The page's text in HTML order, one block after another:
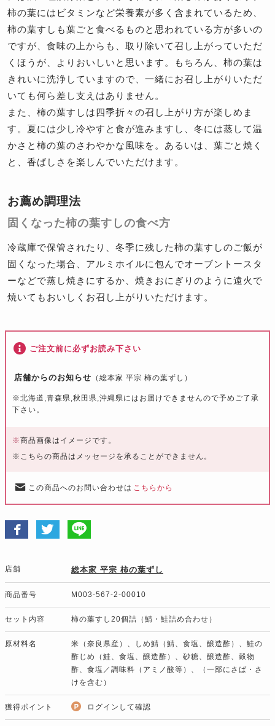
柿の葉にはビタミンなど栄養素が多く含まれているため、
柿の葉すしも葉ごと食べるものと思われている方が多いの
ですが、食味の上からも、取り除いて召し上がっていただ
くほうが、よりおいしいと思います。もちろん、柿の葉は
きれいに洗浄していますので、一緒にお召し上がりいただ
いても何ら差し支えはありません。
また、柿の葉すしは四季折々の召し上がり方が楽しめま
す。夏には少し冷やすと食が進みますし、冬には蒸して温
かさと柿の葉のさわやかな風味を。あるいは、葉ごと焼く
と、香ばしさを楽しんでいただけます。
お薦め調理法
固くなった柿の葉すしの食べ方
冷蔵庫で保管されたり、冬季に残した柿の葉すしのご飯が
固くなった場合、アルミホイルに包んでオーブントースタ
ーなどで蒸し焼きにするか、焼きおにぎりのように遠火で
焼いてもおいしくお召し上がりいただけます。
ご注文前に必ずお読み下さい
店舗からのお知らせ （総本家 平宗 柿の葉ずし）
※北海道,青森県,秋田県,沖縄県にはお届けできませんので予めご了承
下さい。
※商品画像はイメージです。
※こちらの商品はメッセージを承ることができません。
この商品へのお問い合わせは こちらから
店舗 総本家 平宗 柿の葉ずし
商品番号 M003-567-2-00010
セット内容 柿の葉すし20個詰（鯖・鮭詰め合わせ）
原材料名
米（奈良県産）、しめ鯖（鯖、食塩、醸造酢）、鮭の
酢じめ（鮭、食塩、醸造酢）、砂糖、醸造酢、穀物
酢、食塩／調味料（アミノ酸等）、（一部にさば・さ
けを含む）
獲得ポイント ログインして確認